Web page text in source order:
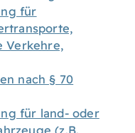
für
Verkehre,
nach § 70
für land- oder
(z.B.